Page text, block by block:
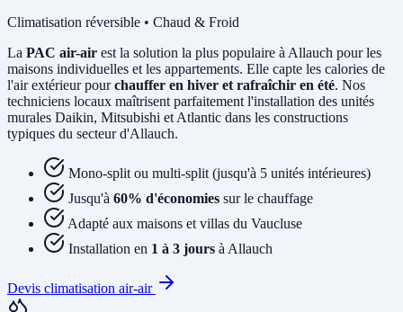
Climatisation réversible • Chaud & Froid
La PAC air-air est la solution la plus populaire à Allauch pour les
maisons individuelles et les appartements. Elle capte les calories de
l'air extérieur pourchauffer en hiver et rafraîchir en été. Nos
techniciens locaux maîtrisent parfaitement l'installation des unités
murales Daikin, Mitsubishi et Atlantic dans les constructions
typiques du secteur d'Allauch.
Mono-split ou multi-split (jusqu'à 5 unités intérieures)
Jusqu'à 60% d'économies sur le chauffage
Adapté aux maisons et villas du Vaucluse
Installation en 1 à 3 jours à Allauch
Devis climatisation air-air